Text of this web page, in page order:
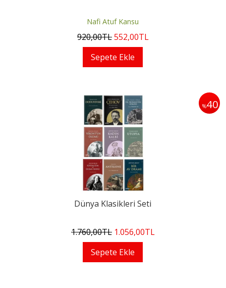
Nafi Atuf Kansu
920,00TL552,00TL
Sepete Ekle
%40
Dünya Klasikleri Seti
1.760,00TL 1.056,00TL
Sepete Ekle